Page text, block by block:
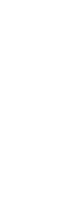
了承ください。
き作成されるも
をご了承くださ
です。
ありません。
です。
ず変更すること
1000ppm以下、
) : 1000ppm、
、
可)を取得する
これらの製造装
通知します。
ムロン制御